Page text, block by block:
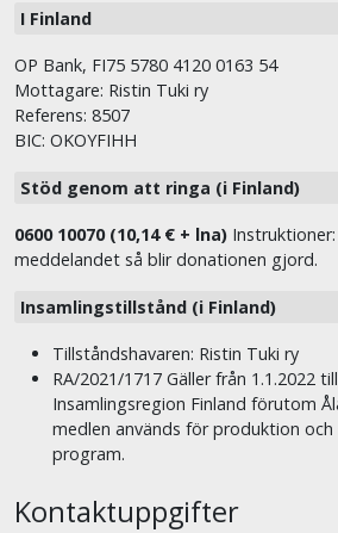
I Finland
OP Bank, FI75 5780 4120 0163 54
Mottagare: Ristin Tuki ry
Referens: 8507
BIC: OKOYFIHH
Stöd genom att ringa (i Finland)
0600 10070 (10,14 € + lna)
meddelandet så blir donationen gjord.
Insamlingstillstånd (i Finland)
Tillståndshavaren: Ristin Tuki ry
RA/2021/1717 Gäller från 1.1.2022
Insamlingsregion Finland förutom
medlen används för produktion och
program.
Kontaktuppgifter